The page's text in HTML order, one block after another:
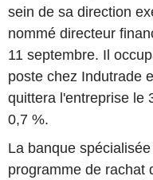
sein de sa direction
nommé directeur
11 septembre. Il
poste chez Indutrade
quittera l'entreprise le
0,7 %.
La banque
programme de rachat